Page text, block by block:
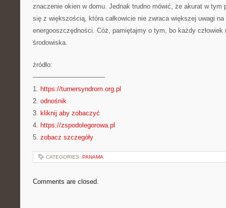
znaczenie okien w domu. Jednak trudno mówić, że akurat w tym
się z większością, która całkowicie nie zwraca większej uwagi na
energooszczędności. Cóż, pamiętajmy o tym, bo każdy człowiek
środowiska.
źródło:
———————————
1. https://turnersyndrom.org.pl
2. odnośnik
3. kliknij aby zobaczyć
4. https://zspodolegorowa.pl
5. zobacz szczegóły
CATEGORIES: PANAMA
Comments are closed.